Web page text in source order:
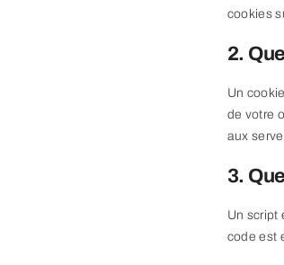
cookies
2.
Un
de votre
aux
3.
Un script
code est